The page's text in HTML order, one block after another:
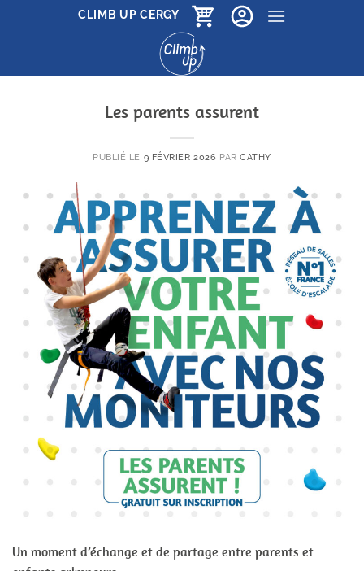
CLIMB UP CERGY
Les parents assurent
PUBLIÉ LE 9 FÉVRIER 2026 PARCATHY
Un moment d’échange et de partage entre parents et